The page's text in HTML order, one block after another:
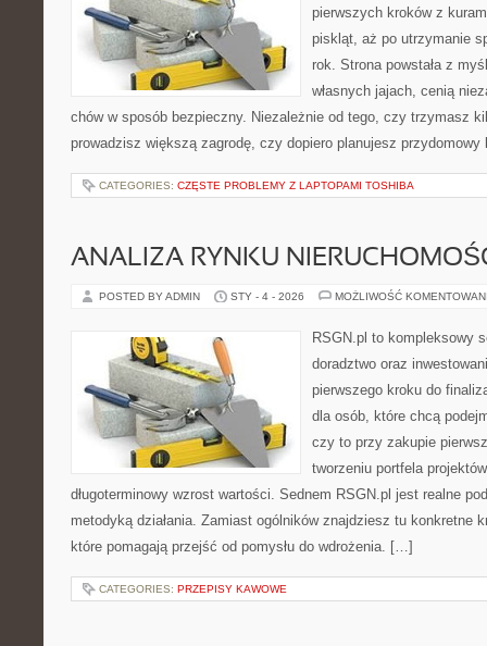
pierwszych kroków z
piskląt, aż po utrzymanie
rok. Strona powstała z
własnych jajach, cenią
chów w sposób bezpieczny. Niezależnie od tego, czy trzymasz
prowadzisz większą zagrodę, czy dopiero planujesz
CATEGORIES: CZĘSTE PROBLEMY Z LAPTOPAMI TOSHIBA
ANALIZA RYNKU
POSTED BY ADMIN STY - 4 - 2026 MOŻLIWOŚĆ
RSGN.pl to kompleksowy
doradztwo oraz
pierwszego kroku do
dla osób, które chcą
czy to przy zakupie
tworzeniu portfela
długoterminowy wzrost wartości. Sednem RSGN.pl jest realne
metodyką działania. Zamiast ogólników znajdziesz tu konkretne
które pomagają przejść od pomysłu do wdrożenia. […]
CATEGORIES: PRZEPISY KAWOWE